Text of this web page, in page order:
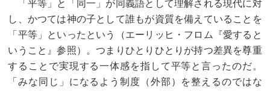
「平等」と「同一」が同義語として理解される現代に対
し、かつては神の子として誰もが資質を備えていることを
「平等」といったという（エーリッヒ・フロム『愛すると
いうこと』参照）。つまりひとりひとりが持つ差異を尊重
することで実現する一体感を指して平等と言ったのだ。
「みな同じ」になるよう制度（外部）を整えるのではな